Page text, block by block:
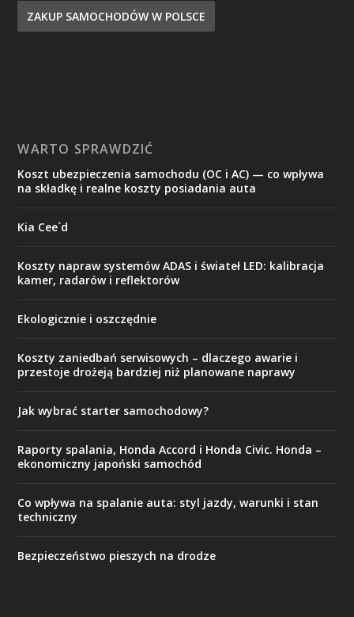
ZAKUP SAMOCHODÓW W POLSCE
WARTO SPRAWDZIĆ
Koszt ubezpieczenia samochodu (OC i AC) — co wpływa
na składkę i realne koszty posiadania auta
Kia Cee`d
Koszty napraw systemów ADAS i świateł LED: kalibracja
kamer, radarów i reflektorów
Ekologicznie i oszczędnie
Koszty zaniedbań serwisowych – dlaczego awarie i
przestoje drożeją bardziej niż planowane naprawy
Jak wybrać starter samochodowy?
Raporty spalania, Honda Accord i Honda Civic. Honda –
ekonomiczny japoński samochód
Co wpływa na spalanie auta: styl jazdy, warunki i stan
techniczny
Bezpieczeństwo pieszych na drodze